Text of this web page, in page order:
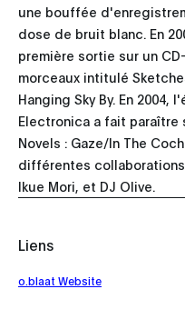
une bouffée
dose de bruit blanc. En
première sortie sur un
morceaux intitulé
Hanging Sky By. En
Electronica a fait paraître
Novels : Gaze/In The
différentes collaborations
Ikue Mori, et DJ Olive.
Liens
o.blaat Website